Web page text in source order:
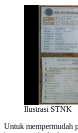
Ilustrasi STNK
Untuk mempermudah